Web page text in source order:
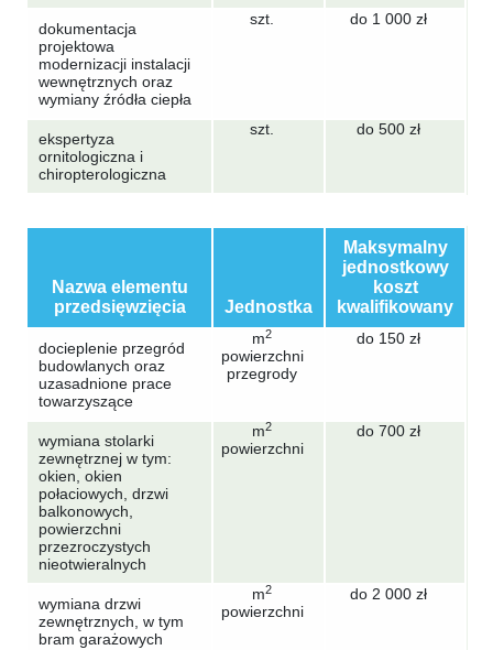
dokumentacja
projektowa
modernizacji instalacji
wewnętrznych oraz
wymiany źródła ciepła
szt. do 1 000 zł
ekspertyza
ornitologiczna i
chiropterologiczna
szt. do 500 zł
Nazwa elementu
przedsięwzięcia
Jednostka
Maksymalny
jednostkowy
koszt
kwalifikowany
docieplenie przegród
budowlanych oraz
uzasadnione prace
towarzyszące
m2
powierzchni
przegrody
do 150 zł
wymiana stolarki
zewnętrznej w tym:
okien, okien
połaciowych, drzwi
balkonowych,
powierzchni
przezroczystych
nieotwieralnych
m2
powierzchni
do 700 zł
wymiana drzwi
zewnętrznych, w tym
bram garażowych
m2
powierzchni
do 2 000 zł